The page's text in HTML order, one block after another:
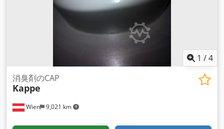
1 /4
Wien 9,021 km
消臭剤のCAP
Kappe